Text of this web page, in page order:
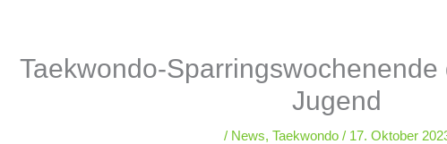
Taekwondo-
Jugend
/ News, Taekwondo/ 17. Oktober